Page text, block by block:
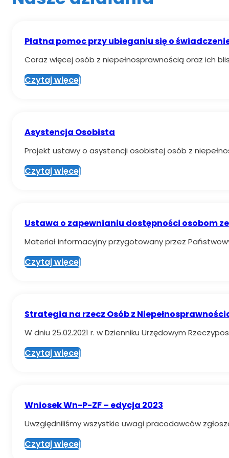
Płatna pomoc przy ubieganiu się o
Coraz więcej osób z niepełnosprawnością oraz ich
Czytaj więcej
Asystencja Osobista
Projekt ustawy o asystencji osobistej osób z
Czytaj więcej
Ustawa o zapewnianiu dostępności osobom
Materiał informacyjny przygotowany przez
Czytaj więcej
Strategia na rzecz Osób z
W dniu 25.02.2021 r. w Dzienniku Urzędowym
Czytaj więcej
Wniosek Wn-P-ZF – edycja 2023
Uwzględniliśmy wszystkie uwagi pracodawców
Czytaj więcej